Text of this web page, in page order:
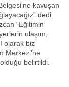
kavuşan
dedi.
“Eğitimin
ulaşım,
olarak biz
Merkezi’ne
belirtildi.